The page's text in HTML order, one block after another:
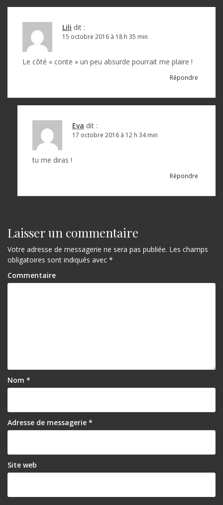
Lili dit :
15 octobre 2016 à 18 h 35 min
Le côté « conte » un peu absurde pourrait me plaire !
Répondre
Eva dit :
17 octobre 2016 à 12 h 34 min
tu me diras !
Répondre
Laisser un commentaire
Votre adresse de messagerie ne sera pas publiée. Les champs
obligatoires sont indiqués avec *
Commentaire
Nom *
Adresse de messagerie *
Site web